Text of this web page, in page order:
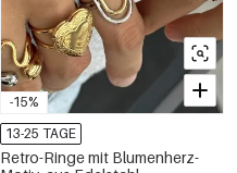
-15%
13-25 TAGE
Retro-Ringe mit Blumenherz-